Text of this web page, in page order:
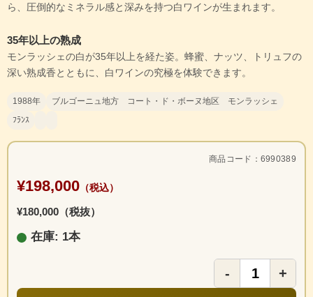
ら、圧倒的なミネラル感と深みを持つ白ワインが生まれます。
35年以上の熟成
モンラッシェの白が35年以上を経た姿。蜂蜜、ナッツ、トリュフの
深い熟成香とともに、白ワインの究極を体験できます。
1988年
ブルゴーニュ地方 コート・ド・ボーヌ地区 モンラッシェ
ﾌﾗﾝｽ
商品コード：6990389
¥198,000 （税込）
¥180,000（税抜）
在庫: 1本
- +